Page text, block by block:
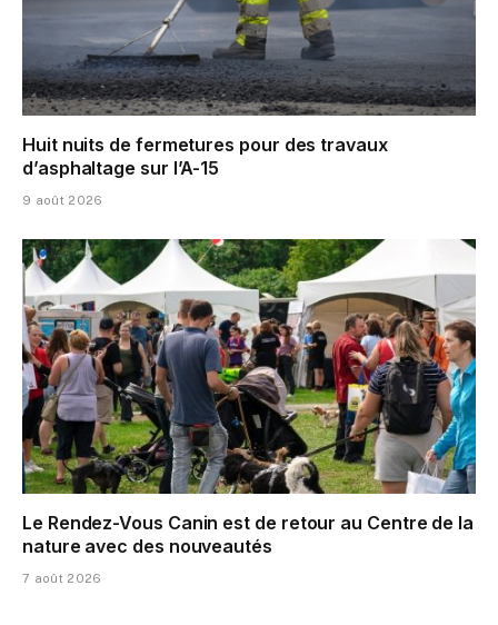
Huit nuits de fermetures pour des travaux
d’asphaltage sur l’A-15
9 août 2026
Le Rendez-Vous Canin est de retour au Centre de la
nature avec des nouveautés
7 août 2026